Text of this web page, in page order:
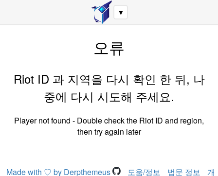
▼
오류
Riot ID 과 지역을 다시 확인 한 뒤, 나
중에 다시 시도해 주세요.
Player not found - Double check the Riot ID and region,
then try again later
Made with ♡ by Derpthemeus 도움/정보 법문 정보
개